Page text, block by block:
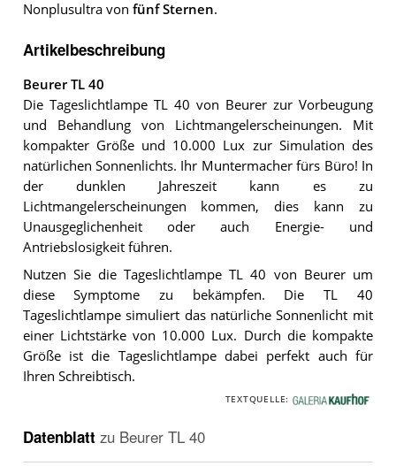
Nonplusultra von fünf Sternen.
Artikelbeschreibung
Beurer TL 40
Die Tageslichtlampe TL 40 von Beurer zur Vorbeugung
und Behandlung von Lichtmangelerscheinungen. Mit
kompakter Größe und 10.000 Lux zur Simulation des
natürlichen Sonnenlichts. Ihr Muntermacher fürs Büro! In
der dunklen Jahreszeit kann es zu
Lichtmangelerscheinungen kommen, dies kann zu
Unausgeglichenheit oder auch Energie- und
Antriebslosigkeit führen.
Nutzen Sie die Tageslichtlampe TL 40 von Beurer um
diese Symptome zu bekämpfen. Die TL 40
Tageslichtlampe simuliert das natürliche Sonnenlicht mit
einer Lichtstärke von 10.000 Lux. Durch die kompakte
Größe ist die Tageslichtlampe dabei perfekt auch für
Ihren Schreibtisch.
TEXTQUELLE:
G
Datenblatt zu Beurer TL 40